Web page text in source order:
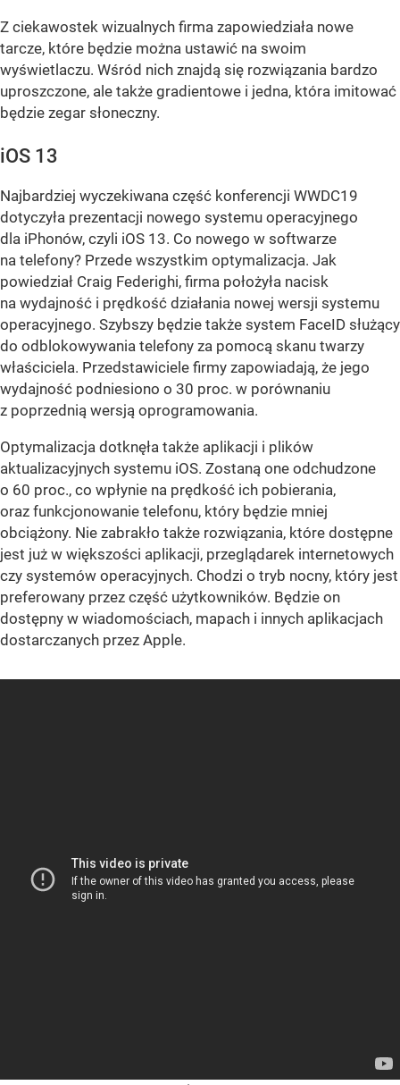
Z ciekawostek wizualnych firma zapowiedziała nowe
tarcze, które będzie można ustawić na swoim
wyświetlaczu. Wśród nich znajdą się rozwiązania bardzo
uproszczone, ale także gradientowe i jedna, która imitować
będzie zegar słoneczny.
iOS 13
Najbardziej wyczekiwana część konferencji WWDC19
dotyczyła prezentacji nowego systemu operacyjnego
dla iPhonów, czyli iOS 13. Co nowego w softwarze
na telefony? Przede wszystkim optymalizacja. Jak
powiedział Craig Federighi, firma położyła nacisk
na wydajność i prędkość działania nowej wersji systemu
operacyjnego. Szybszy będzie także system FaceID służący
do odblokowywania telefony za pomocą skanu twarzy
właściciela. Przedstawiciele firmy zapowiadają, że jego
wydajność podniesiono o 30 proc. w porównaniu
z poprzednią wersją oprogramowania.
Optymalizacja dotknęła także aplikacji i plików
aktualizacyjnych systemu iOS. Zostaną one odchudzone
o 60 proc., co wpłynie na prędkość ich pobierania,
oraz funkcjonowanie telefonu, który będzie mniej
obciążony. Nie zabrakło także rozwiązania, które dostępne
jest już w większości aplikacji, przeglądarek internetowych
czy systemów operacyjnych. Chodzi o tryb nocny, który jest
preferowany przez część użytkowników. Będzie on
dostępny w wiadomościach, mapach i innych aplikacjach
dostarczanych przez Apple.